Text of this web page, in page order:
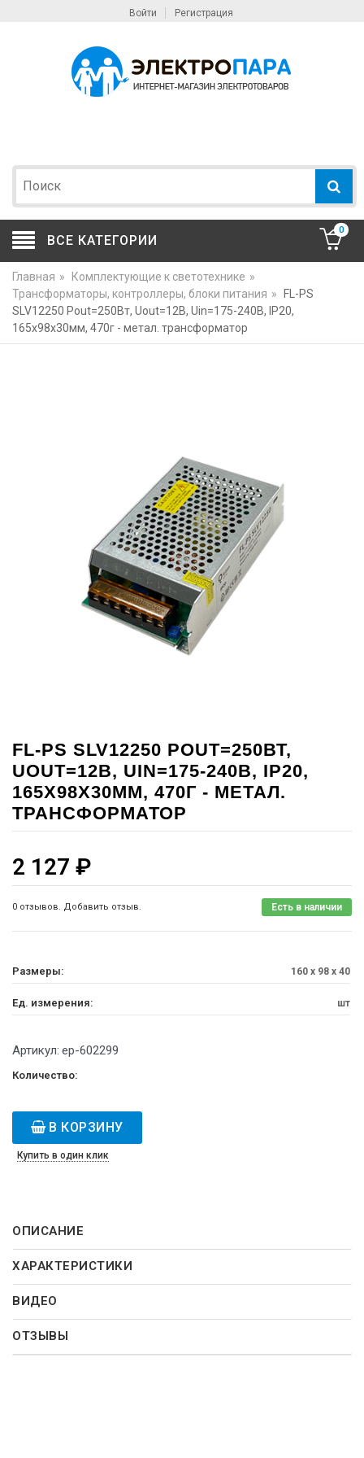
Войти Регистрация
ВСЕ КАТЕГОРИИ
0
Главная » Комплектующие к светотехнике »
Трансформаторы, контроллеры, блоки питания »
FL-PS
SLV12250 Pout=250Вт, Uout=12В, Uin=175-240В, IP20,
165x98x30мм, 470г - метал. трансформатор
FL-PS SLV12250 POUT=250ВТ,
UOUT=12В, UIN=175-240В, IP20,
165X98X30ММ, 470Г - МЕТАЛ.
ТРАНСФОРМАТОР
2 127 ₽
0 отзывов. Добавить отзыв. Есть в наличии
Размеры: 160 x 98 x 40
Ед. измерения: шт
Артикул: ep-602299
Количество:
В КОРЗИНУ
Купить в один клик
ОПИСАНИЕ
ХАРАКТЕРИСТИКИ
ВИДЕО
ОТЗЫВЫ